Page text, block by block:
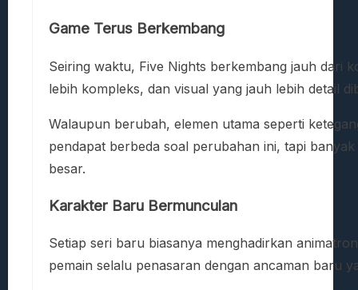
Game Terus Berkembang
Seiring waktu, Five Nights berkembang jauh dari
lebih kompleks, dan visual yang jauh lebih detail
Walaupun berubah, elemen utama seperti
pendapat berbeda soal perubahan ini, tapi
besar.
Karakter Baru Bermunculan
Setiap seri baru biasanya menghadirkan
pemain selalu penasaran dengan ancaman baru